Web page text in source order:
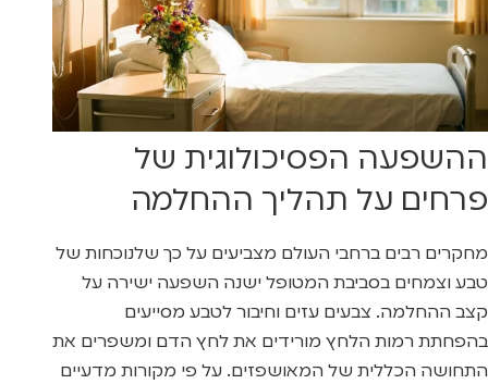
ההשפעה הפסיכולוגית של
פרחים על תהליך ההחלמה
מחקרים רבים ברחבי העולם מצביעים על כך שלנוכחות של
טבע וצמחים בסביבת המטופל ישנה השפעה ישירה על
קצב ההחלמה. צבעים עזים וחיבור לטבע מסייעים
בהפחתת רמות הלחץ מורידים את לחץ הדם ומשפרים את
התחושה הכללית של המאושפזים. על פי מקורות מדעיים